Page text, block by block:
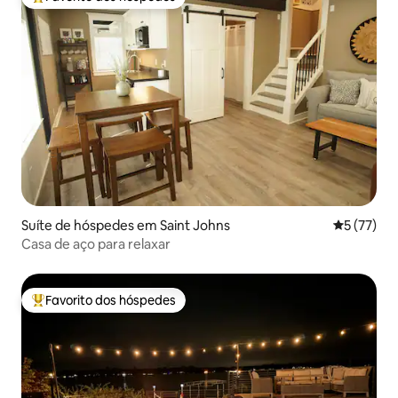
Favoritos dos hóspedes mais apreciados
Suíte de hóspedes em Saint Johns
5 (77)
Casa de aço para relaxar
Favoritos dos hóspedes mais apreciados
Favorito dos hóspedes